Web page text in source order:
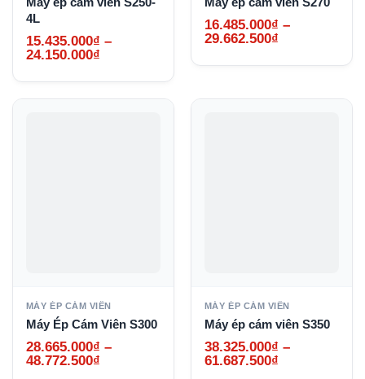
4L
15.435.000₫ –
24.150.000₫Khoảng
từ
15.435.000₫
16.485.000₫ –
29.662.500₫Khoảng
từ
MÁY ÉP CÁM VIÊN
Máy Ép Cám Viên S300
28.665.000₫ –
48.772.500₫Khoảng
MÁY ÉP CÁM VIÊN
Máy ép cám viên S350
38.325.000₫ –
61.687.500₫Khoảng